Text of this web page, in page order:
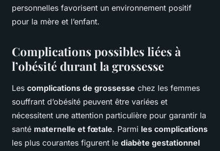
personnelles favorisent un environnement positif
pour la mère et l’enfant.
Complications possibles liées à
l’obésité durant la grossesse
Les complications de grossesse chez les femmes
souffrant d’obésité peuvent être variées et
nécessitent une attention particulière pour garantir la
santé maternelle et fœtale. Parmi les complications
les plus courantes figurent le diabète gestationnel